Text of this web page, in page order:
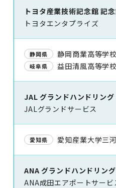
トヨタ産業技術記念館 記
トヨタエンタプライズ
静岡県 静岡商業高等学校
岐阜県 益田清風高等学校
JAL グランドハンドリン
JALグランドサービス
愛知県 愛知産業大学三
ANA グランドハンドリン
ANA成田エアポートサービ